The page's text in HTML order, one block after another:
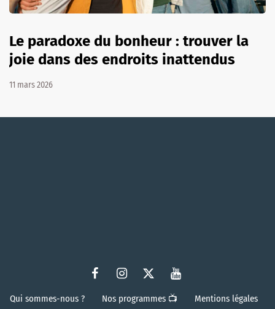
Le paradoxe du bonheur : trouver la
joie dans des endroits inattendus
11 mars 2026
Qui sommes-nous ? Nos programmes 📺
Mentions légales